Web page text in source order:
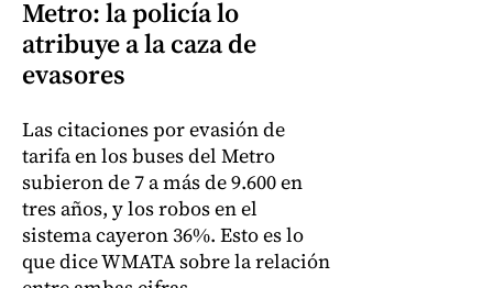
Metro: la policía lo
atribuye a la caza de
evasores
Las citaciones por evasión de
tarifa en los buses del Metro
subieron de 7 a más de 9.600 en
tres años, y los robos en el
sistema cayeron 36%. Esto es lo
que dice WMATA sobre la relación